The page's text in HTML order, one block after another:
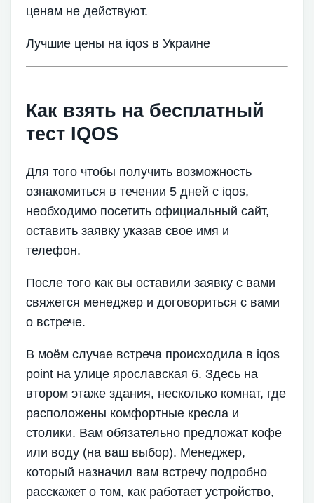
ценам не действуют.
Лучшие цены на iqos в Украине
Как взять на бесплатный
тест IQOS
Для того чтобы получить возможность
ознакомиться в течении 5 дней с iqos,
необходимо посетить официальный сайт,
оставить заявку указав свое имя и
телефон.
После того как вы оставили заявку с вами
свяжется менеджер и договориться с вами
о встрече.
В моём случае встреча происходила в iqos
point на улице ярославская 6. Здесь на
втором этаже здания, несколько комнат, где
расположены комфортные кресла и
столики. Вам обязательно предложат кофе
или воду (на ваш выбор). Менеджер,
который назначил вам встречу подробно
расскажет о том, как работает устройство,